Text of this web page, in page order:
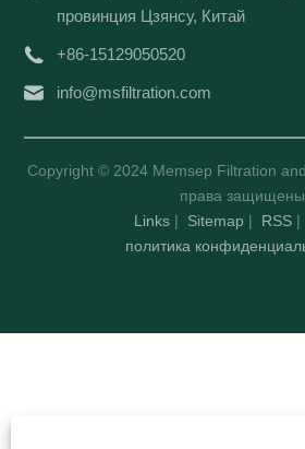
провинция Цзянсу, Китай
+86-15129050520
info@msfiltration.com
Copyright © 2024 Memsep Filtration
права
Links | Sitemap | RSS |
политика